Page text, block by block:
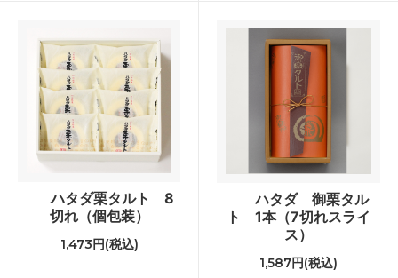
ハタダ栗タルト 8
切れ（個包装）
1,473円(税込)
ハタダ 御栗タル
ト 1本（7切れスライ
ス）
1,587円(税込)